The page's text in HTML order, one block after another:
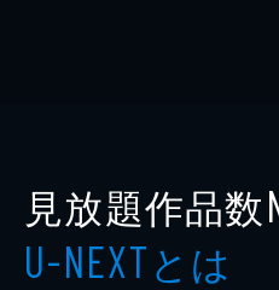
見放題作品数
U-NEXTとは